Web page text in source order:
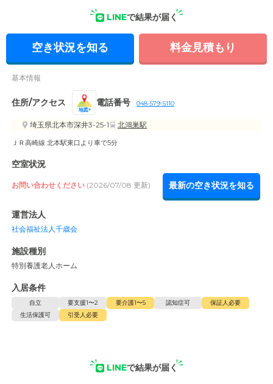
LINEで結果が届く
空き状況を知る 料金見積もり
基本情報
住所/アクセス
地図
電話番号 048-579-5110
埼玉県北本市深井3-25-1 北鴻巣駅
ＪＲ高崎線 北本駅東口より車で5分
空室状況
お問い合わせください (2026/07/08 更新) 最新の空き状況を知る
運営法人
社会福祉法人千歳会
施設種別
特別養護老人ホーム
入居条件
自立 要支援1〜2 要介護1〜5 認知症可
保証人必要
生活保護可
引受人必要
LINEで結果が届く